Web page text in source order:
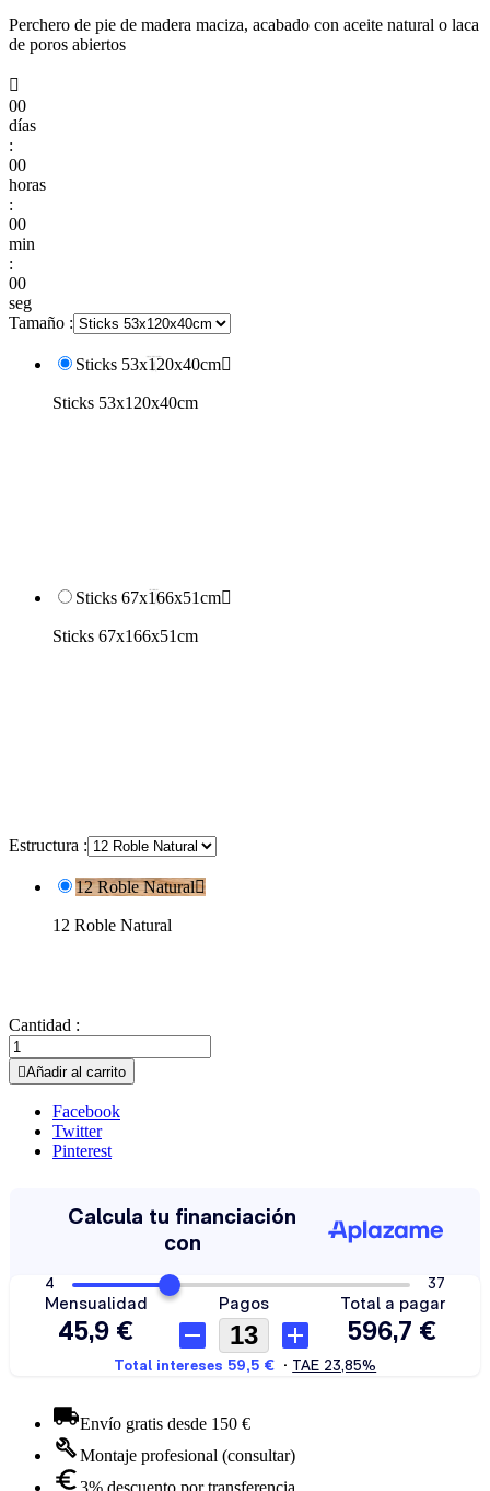
Perchero de pie de madera maciza, acabado con aceite natural o laca
de poros abiertos

00
días
:
00
horas
:
00
min
:
00
seg
Tamaño :
Sticks 53x120x40cm
Sticks 53x120x40cm
Sticks 67x166x51cm
Sticks 67x166x51cm
Estructura :
12 Roble Natural
12 Roble Natural
Cantidad :
Añadir al carrito
Facebook
Twitter
Pinterest
Envío gratis desde 150 €
Montaje profesional (consultar)
3% descuento por transferencia